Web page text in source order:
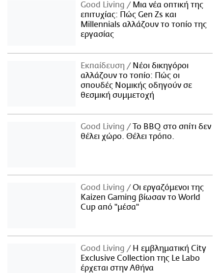
Good Living
Μια νέα οπτική της
επιτυχίας: Πώς Gen Zs και
Millennials αλλάζουν το τοπίο της
εργασίας
Εκπαίδευση
Νέοι δικηγόροι
αλλάζουν το τοπίο: Πώς οι
σπουδές Νομικής οδηγούν σε
θεσμική συμμετοχή
Good Living
Το BBQ στο σπίτι δεν
θέλει χώρο. Θέλει τρόπο.
Good Living
Οι εργαζόμενοι της
Kaizen Gaming βίωσαν το World
Cup από "μέσα"
Good Living
Η εμβληματική City
Exclusive Collection της Le Labo
έρχεται στην Αθήνα